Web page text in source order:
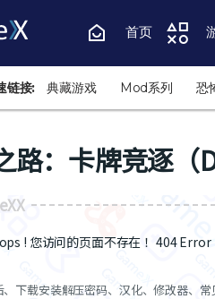
首页
链接: 典藏游戏 Mod系列 恐
路：卡牌竞逐（
! 您访问的页面不存在 ！404
、下载安装解压密码、汉化、修改器、